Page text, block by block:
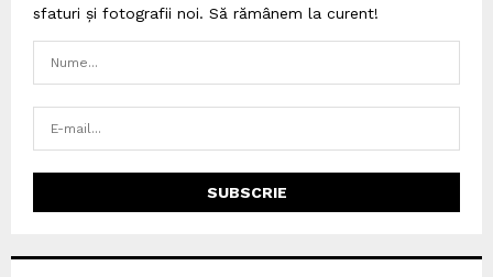
sfaturi și fotografii noi. Să rămânem la curent!